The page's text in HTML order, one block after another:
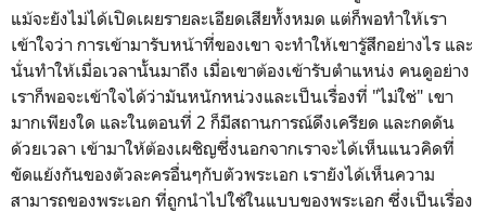
แม้จะยังไม่ได้เปิดเผยรายละเอียดเสียทั้งหมด แต่ก็พอทำให้เรา
เข้าใจว่า การเข้ามารับหน้าที่ของเขา จะทำให้เขารู้สึกอย่างไร และ
นั่นทำให้เมื่อเวลานั้นมาถึง เมื่อเขาต้องเข้ารับตำแหน่ง คนดูอย่าง
เราก็พอจะเข้าใจได้ว่ามันหนักหน่วงและเป็นเรื่องที่ "ไม่ใช่" เขา
มากเพียงใด และในตอนที่ 2 ก็มีสถานการณ์ดึงเครียด และกดดัน
ด้วยเวลา เข้ามาให้ต้องเผชิญซึ่งนอกจากเราจะได้เห็นแนวคิดที่
ขัดแย้งกันของตัวละครอื่นๆกับตัวพระเอก เรายังได้เห็นความ
สามารถของพระเอก ที่ถูกนำไปใช้ในแบบของพระเอก ซึ่งเป็นเรื่อง